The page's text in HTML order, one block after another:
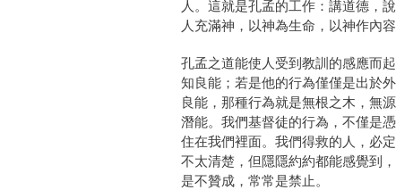
人。這就是孔孟的工作：講道德，
人充滿神，以神為生命，以神作內容
孔孟之道能使人受到教訓的感應而
知良能；若是他的行為僅僅是出於
良能，那種行為就是無根之木，無
潛能。我們基督徒的行為，不僅是
住在我們裡面。我們得救的人，必
不太清楚，但隱隱約約都能感覺到
是不贊成，常常是禁止。